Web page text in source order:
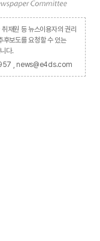
재원 등 뉴스이용자의 권리
후보도를 요청할 수 있는
다.
, news@e4ds.com